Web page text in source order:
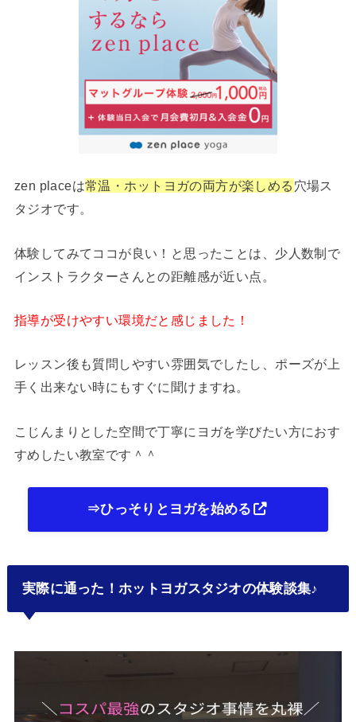
zen placeは常温・ホットヨガの両方が楽しめる 穴場ス
タジオです。
体験してみてココが良い！と思ったことは、少人数制で
インストラクターさんとの距離感が近い点。
指導が受けやすい環境だと感じました！
レッスン後も質問しやすい雰囲気でしたし、ポーズが上
手く出来ない時にもすぐに聞けますね。
こじんまりとした空間で丁寧にヨガを学びたい方におす
すめしたい教室です＾＾
⇒ひっそりとヨガを始める
実際に通った！ホットヨガスタジオの体験談集♪